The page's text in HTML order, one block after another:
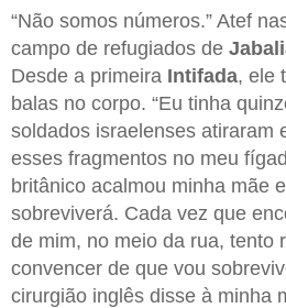
“Não somos números.” Atef
campo de refugiados de
Desde a primeira Intifada, ele
balas no corpo. “Eu tinha
soldados israelenses atiraram
esses fragmentos no meu
britânico acalmou minha mãe
sobreviverá. Cada vez que
de mim, no meio da rua, tento
convencer de que vou
cirurgião inglês disse à minha